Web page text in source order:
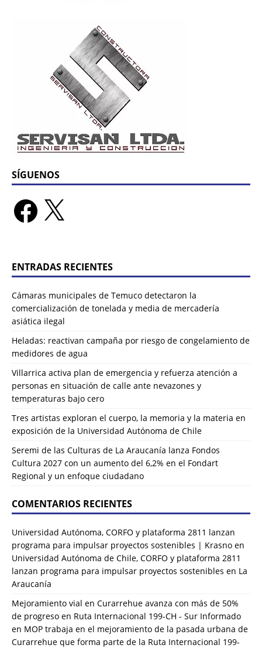
SÍGUENOS
ENTRADAS RECIENTES
Cámaras municipales de Temuco detectaron la
comercialización de tonelada y media de mercadería
asiática ilegal
Heladas: reactivan campaña por riesgo de congelamiento de
medidores de agua
Villarrica activa plan de emergencia y refuerza atención a
personas en situación de calle ante nevazones y
temperaturas bajo cero
Tres artistas exploran el cuerpo, la memoria y la materia en
exposición de la Universidad Autónoma de Chile
Seremi de las Culturas de La Araucanía lanza Fondos
Cultura 2027 con un aumento del 6,2% en el Fondart
Regional y un enfoque ciudadano
COMENTARIOS RECIENTES
Universidad Autónoma, CORFO y plataforma 2811 lanzan
programa para impulsar proyectos sostenibles | Krasno en
Universidad Autónoma de Chile, CORFO y plataforma 2811
lanzan programa para impulsar proyectos sostenibles en La
Araucanía
Mejoramiento vial en Curarrehue avanza con más de 50%
de progreso en Ruta Internacional 199-CH - Sur Informado
en MOP trabaja en el mejoramiento de la pasada urbana de
Curarrehue que forma parte de la Ruta Internacional 199-